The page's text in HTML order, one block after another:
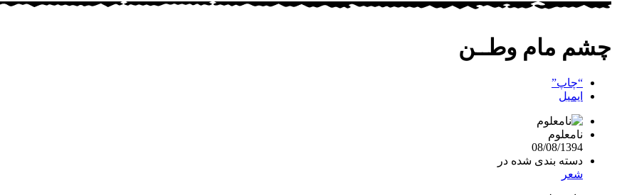
چشم مام وطــن
“چاپ”
ایمیل
نامعلوم
08/08/1394
دسته بندی شده در
شعر